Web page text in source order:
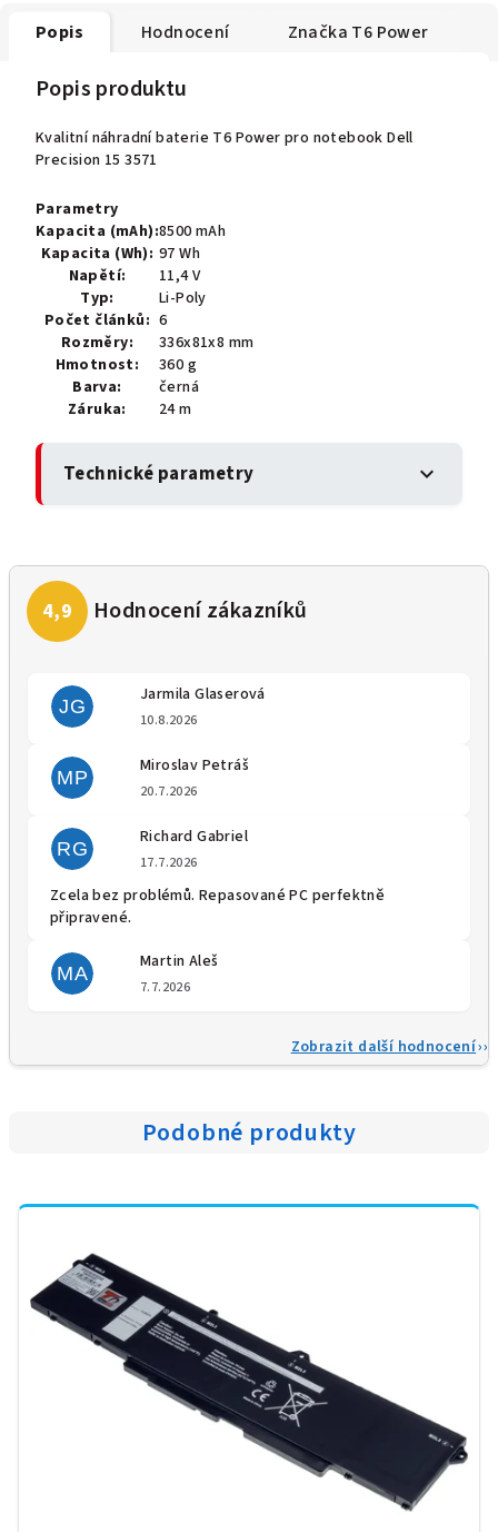
Popis Hodnocení Značka T6 Power
Popis produktu
Kvalitní náhradní baterie T6 Power pro notebook Dell
Precision 15 3571
Parametry
Kapacita (mAh):8500 mAh
Kapacita (Wh): 97 Wh
Napětí:
11,4 V
Typ:
Li-Poly
Počet článků: 6
Rozměry:
336x81x8 mm
Hmotnost:
360 g
Barva:
černá
Záruka:
24 m
Technické parametry expand_more
JG
Jarmila Glaserová
10.8.2026
MP
Miroslav Petráš
20.7.2026
RG
Richard Gabriel
17.7.2026
Zcela bez problémů. Repasované PC perfektně
připravené.
MA
Martin Aleš
7.7.2026
Zobrazit další hodnocení
Podobné produkty